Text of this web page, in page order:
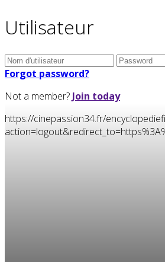
Utilisateur
Forgot password?
Not a member? Join today
https://cinepassion34.fr/